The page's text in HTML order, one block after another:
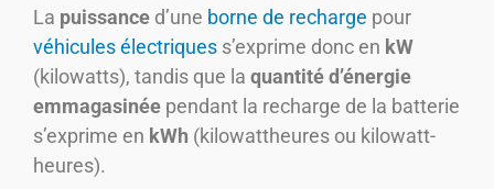
La puissance d’une borne de recharge pour
véhicules électriques s’exprime donc en kW
(kilowatts), tandis que la quantité d’énergie
emmagasinée pendant la recharge de la batterie
s’exprime en kWh (kilowattheures ou kilowatt-
heures).